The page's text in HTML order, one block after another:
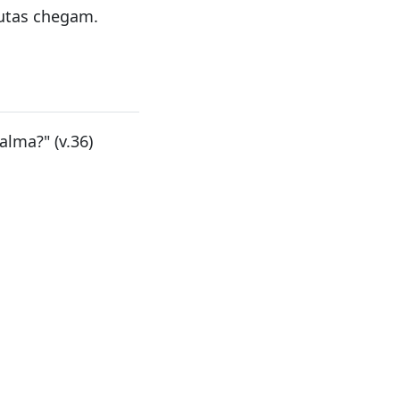
chegam.
(v.36)